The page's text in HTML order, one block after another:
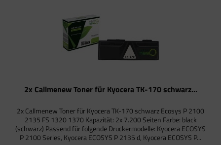
2x Callmenew Toner für Kyocera TK-170 schwarz...
2x Callmenew Toner für Kyocera TK-170 schwarz Ecosys P 2100
2135 FS 1320 1370 Kapazität: 2x 7.200 Seiten Farbe: black
(schwarz) Passend für folgende Druckermodelle: Kyocera ECOSYS
P 2100 Series, Kyocera ECOSYS P 2135 d, Kyocera ECOSYS P...